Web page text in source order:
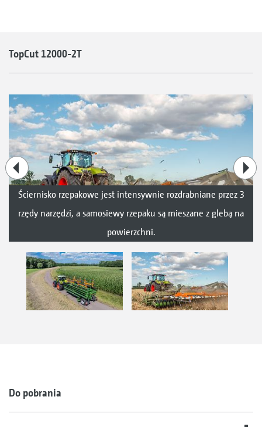
TopCut 12000-2T
Ściernisko rzepakowe jest intensywnie rozdrabniane przez 3
rzędy narzędzi, a samosiewy rzepaku są mieszane z glebą na
powierzchni.
Do pobrania